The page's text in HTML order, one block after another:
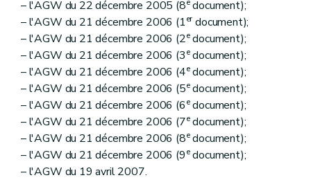
– l'AGW du 22 décembre 2005 (8 document);
– l'AGW du 21 décembre 2006 (1erdocument);
– l'AGW du 21 décembre 2006 (2edocument);
– l'AGW du 21 décembre 2006 (3edocument);
– l'AGW du 21 décembre 2006 (4edocument);
– l'AGW du 21 décembre 2006 (5edocument);
– l'AGW du 21 décembre 2006 (6edocument);
– l'AGW du 21 décembre 2006 (7edocument);
– l'AGW du 21 décembre 2006 (8edocument);
– l'AGW du 21 décembre 2006 (9edocument);
– l'AGW du 19 avril 2007.